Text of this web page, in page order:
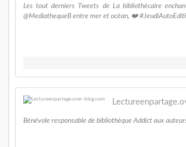
Les tout derniers Tweets de La bibliothécaire
@MediathequeB entre mer et océan, ❤️
Bénévole responsable de bibliothèque Addict aux